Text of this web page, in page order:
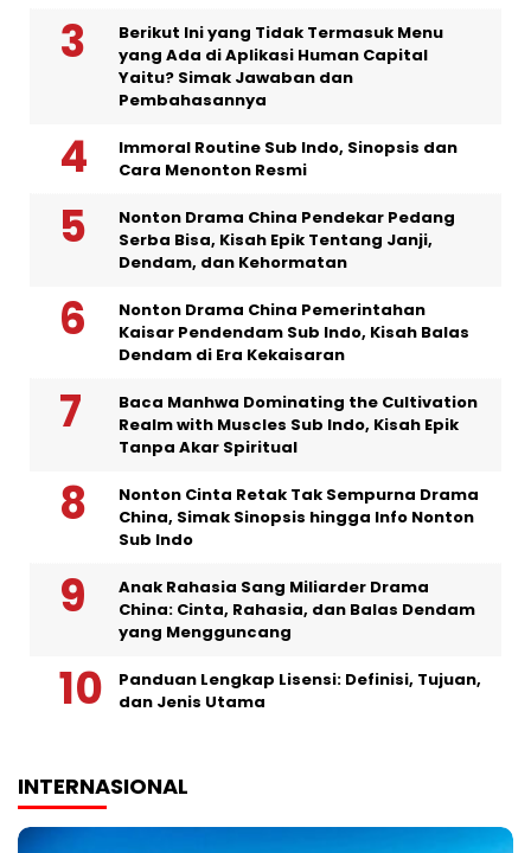
Berikut Ini yang Tidak Termasuk Menu
yang Ada di Aplikasi Human Capital
Yaitu? Simak Jawaban dan
Pembahasannya
Immoral Routine Sub Indo, Sinopsis dan
Cara Menonton Resmi
Nonton Drama China Pendekar Pedang
Serba Bisa, Kisah Epik Tentang Janji,
Dendam, dan Kehormatan
Nonton Drama China Pemerintahan
Kaisar Pendendam Sub Indo, Kisah Balas
Dendam di Era Kekaisaran
Baca Manhwa Dominating the Cultivation
Realm with Muscles Sub Indo, Kisah Epik
Tanpa Akar Spiritual
Nonton Cinta Retak Tak Sempurna Drama
China, Simak Sinopsis hingga Info Nonton
Sub Indo
Anak Rahasia Sang Miliarder Drama
China: Cinta, Rahasia, dan Balas Dendam
yang Mengguncang
Panduan Lengkap Lisensi: Definisi, Tujuan,
dan Jenis Utama
INTERNASIONAL